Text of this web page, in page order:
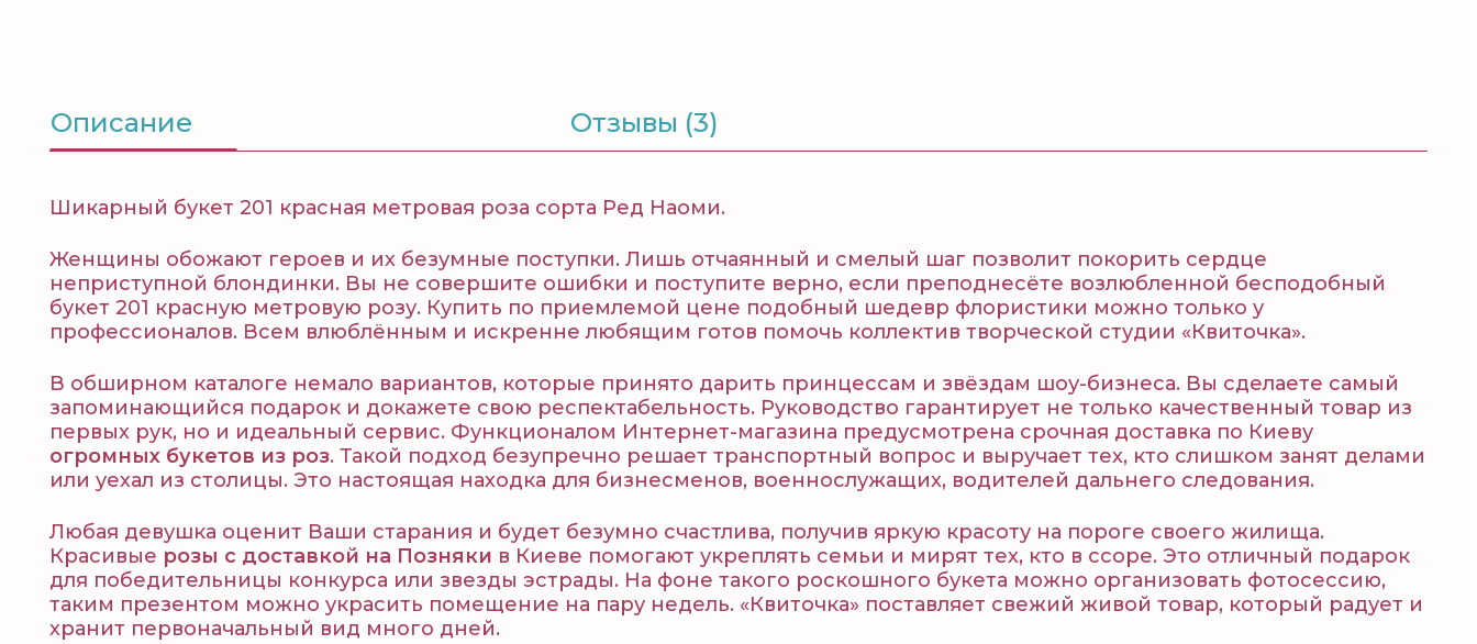
Описание Отзывы (3)
Шикарный букет 201 красная метровая роза сорта Ред Наоми.
Женщины обожают героев и их безумные поступки. Лишь отчаянный и смелый шаг позволит покорить сердце
неприступной блондинки. Вы не совершите ошибки и поступите верно, если преподнесёте возлюбленной бесподобный
букет 201 красную метровую розу. Купить по приемлемой цене подобный шедевр флористики можно только у
профессионалов. Всем влюблённым и искренне любящим готов помочь коллектив творческой студии «Квиточка».
В обширном каталоге немало вариантов, которые принято дарить принцессам и звёздам шоу-бизнеса. Вы сделаете самый
запоминающийся подарок и докажете свою респектабельность. Руководство гарантирует не только качественный товар из
первых рук, но и идеальный сервис. Функционалом Интернет-магазина предусмотрена срочная доставка по Киеву
огромных букетов из роз. Такой подход безупречно решает транспортный вопрос и выручает тех, кто слишком занят делами
или уехал из столицы. Это настоящая находка для бизнесменов, военнослужащих, водителей дальнего следования.
Любая девушка оценит Ваши старания и будет безумно счастлива, получив яркую красоту на пороге своего жилища.
Красивые розы с доставкой на Позняки в Киеве помогают укреплять семьи и мирят тех, кто в ссоре. Это отличный подарок
для победительницы конкурса или звезды эстрады. На фоне такого роскошного букета можно организовать фотосессию,
таким презентом можно украсить помещение на пару недель. «Квиточка» поставляет свежий живой товар, который радует и
хранит первоначальный вид много дней.